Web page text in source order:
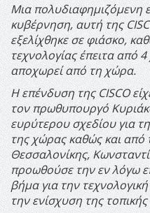
Μια πολυδιαφημιζόμενη
κυβέρνηση, αυτή της
εξελίχθηκε σε φιάσκο,
τεχνολογίας έπειτα από
αποχωρεί από τη χώρα.
Η επένδυση της CISCO
τον πρωθυπουργό
ευρύτερου σχεδίου για
της χώρας καθώς και
Θεσσαλονίκης,
προωθούσε την εν λόγω
βήμα για την
την ενίσχυση της